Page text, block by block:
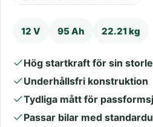
12 V 95 Ah 22.21 kg
Hög startkraft för sin
Underhållsfri konstruktion
Tydliga mått för
Passar bilar med